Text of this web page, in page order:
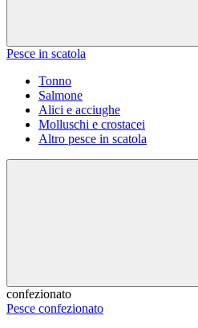
Pesce in scatola
Tonno
Salmone
Alici e acciughe
Molluschi e crostacei
Altro pesce in scatola
confezionato
Pesce confezionato